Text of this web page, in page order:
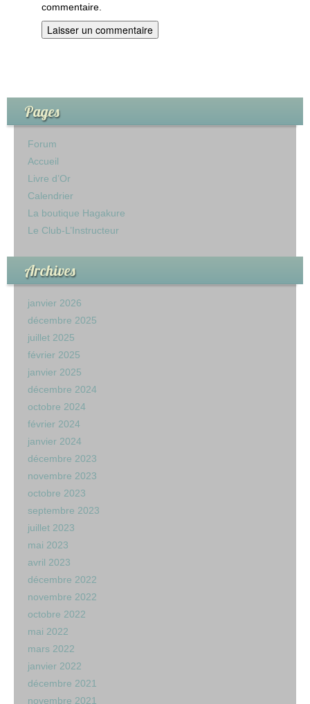
commentaire.
Pages
Forum
Accueil
Livre d’Or
Calendrier
La boutique Hagakure
Le Club-L’Instructeur
Archives
janvier 2026
décembre 2025
juillet 2025
février 2025
janvier 2025
décembre 2024
octobre 2024
février 2024
janvier 2024
décembre 2023
novembre 2023
octobre 2023
septembre 2023
juillet 2023
mai 2023
avril 2023
décembre 2022
novembre 2022
octobre 2022
mai 2022
mars 2022
janvier 2022
décembre 2021
novembre 2021